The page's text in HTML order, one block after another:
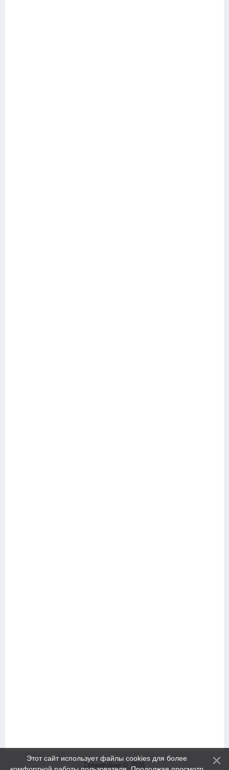
Dimedrolleer © 2026
Этот сайт использует файлы cookies для более